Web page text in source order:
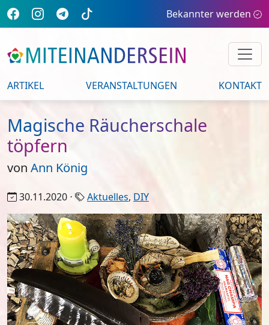
Bekannter werden
ARTIKEL VERANSTALTUNGEN KONTAKT
Magische Räucherschale
töpfern
von Ann König
30.11.2020 ⋅ Aktuelles, DIY